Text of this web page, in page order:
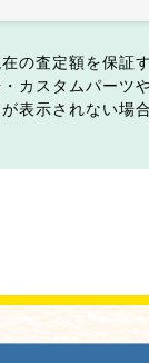
の査定額を保証
カスタムパーツ
表示されない場